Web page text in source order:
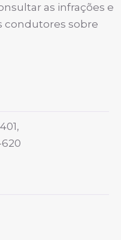
as infrações e
condutores sobre
620